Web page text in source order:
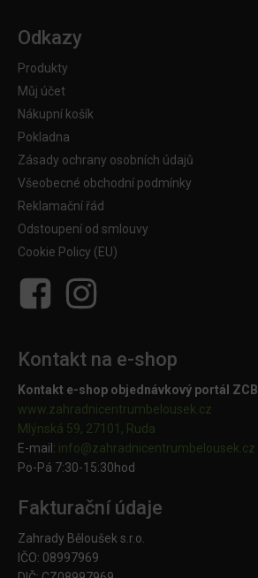
Odkazy
Produkty
Můj účet
Nákupní košík
Pokladna
Zásady ochrany osobních údajů
Všeobecné obchodní podmínky
Reklamační řád
Odstoupení od smlouvy
Cookie Policy (EU)
Kontakt na e-shop
Kontakt e-shop objednávkový portál ZCB
www.zahradnicentrumbelousek.cz
Mlýnská 59, 27101, Ruda
E-mail: info@zahradnicentrumbelousek. cz
Po-Pá 7:30-15:30hod
Fakturační údaje
Zahrady Běloušek s.r.o.
IČO: 08997969